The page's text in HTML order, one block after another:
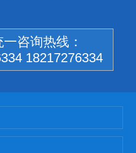
咨询热线：
18217276334